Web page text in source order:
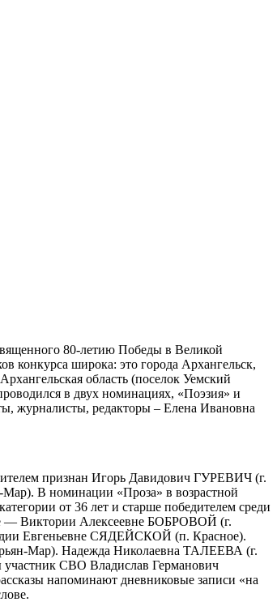
80-летию Победы в Великой
конкурса широка: это города Архангельск,
область (поселок Уемский
в двух номинациях, «Поэзия» и
журналисты, редакторы – Елена Ивановна
признан Игорь Давидович ГУРЕВИЧ (г.
В номинации «Проза» в возрастной
от 36 лет и старше победителем среди
— Виктории Алексеевне БОБРОВОЙ (г.
Евгеньевне СЯДЕЙСКОЙ (п. Красное).
Мар). Надежда Николаевна ТАЛЕЕВА (г.
участник СВО Владислав Германович
напоминают дневниковые записи «на